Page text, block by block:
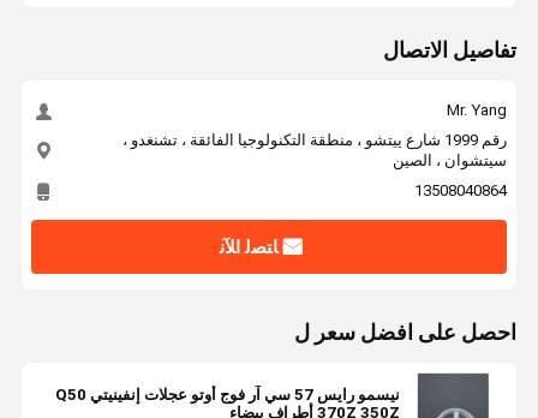
تفاصيل الاتصال
Mr. Yang
رقم 1999 شارع ييتشو ، منطقة التكنولوجيا الفائقة ، تشنغدو ،
سيتشوان ، الصين
13508040864
ﺎﺘﺼﻟ ﺍﻶﻧ
احصل على افضل سعر ل
نيسمو رايس 57 سي آر فوج أوتو عجلات إنفينيتي Q50
370Z 350Z أطراف بيضاء